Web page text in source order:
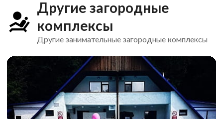
Другие загородные
комплексы
Другие занимательные загородные комплексы